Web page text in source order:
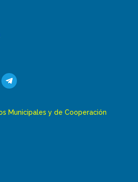
Municipales y de Cooperación